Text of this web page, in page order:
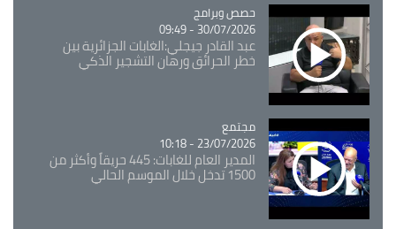
Catégorie
حصص وبرامج
30/07/2026 - 09:49
عبد القادر جيجلي:الغابات الجزائرية بين
خطر الحرائق ورهان التشجير الذكي
Catégorie
مجتمع
23/07/2026 - 10:18
المدير العام للغابات: 445 حريقاً وأكثر من
1500 تدخل خلال الموسم الحالي